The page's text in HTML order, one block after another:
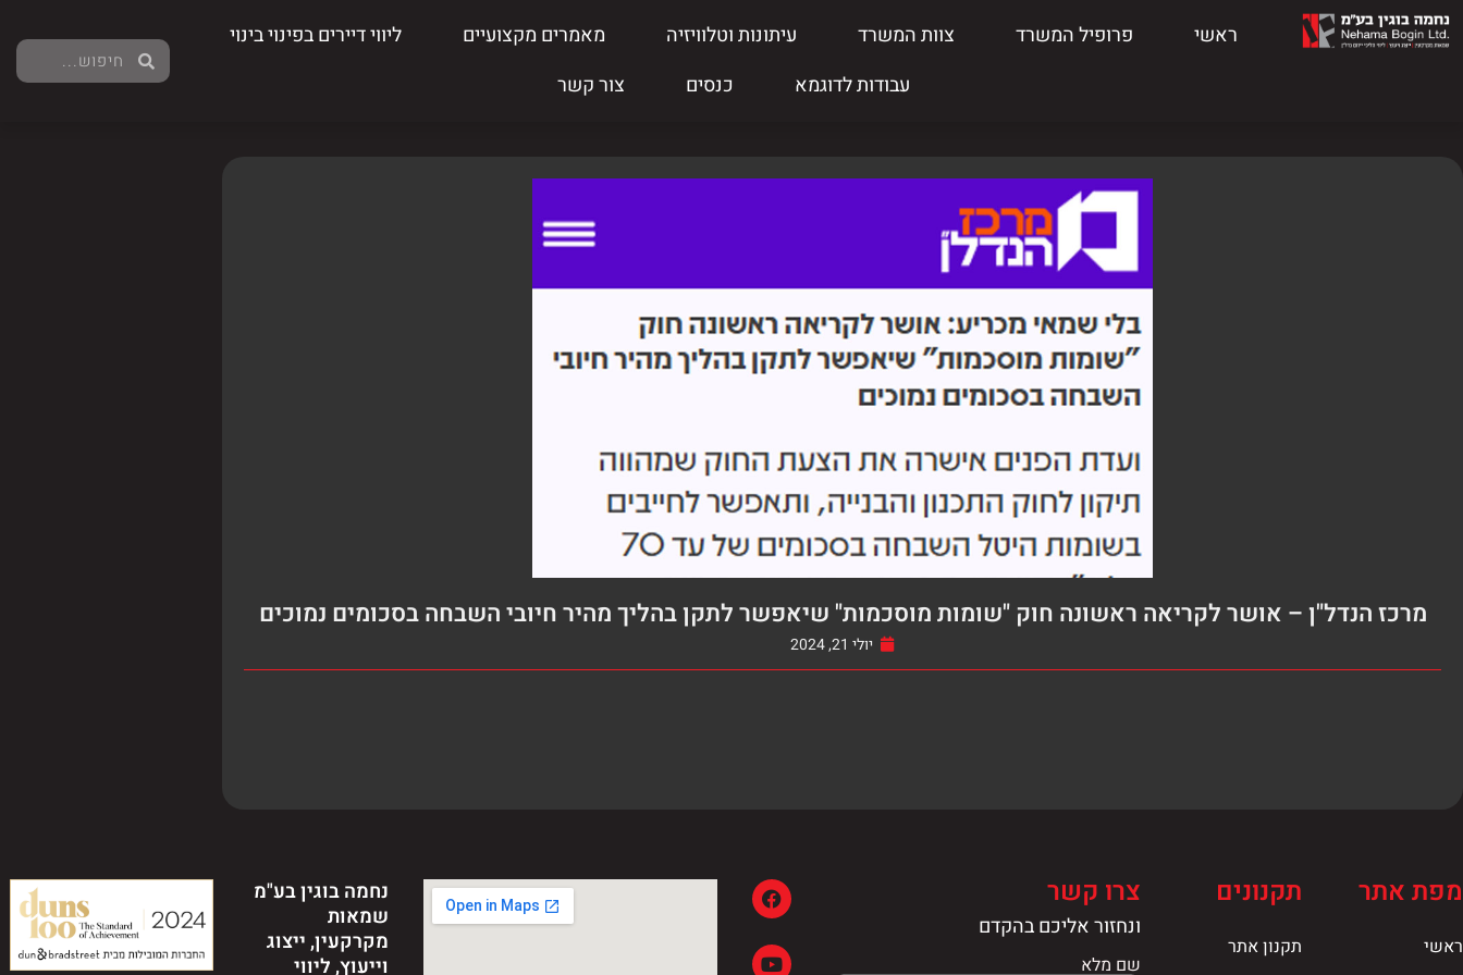
ראשי פרופיל המשרד צוות המשרד עיתונות וטלוויזיה מאמרים מקצועיים
ליווי דיירים בפינוי בינוי
עבודות לדוגמא
כנסים צור קשר
מרכז הנדל"ן – אושר לקריאה ראשונה חוק "שומות מוסכמות" שיאפשר לתקן בהליך מהיר חיובי השבחה בסכומים נמוכים
יולי 21, 2024
מפת אתר
ראשי
תקנונים
תקנון אתר
צרו קשר
ונחזור אליכם בהקדם
שם מלא
נחמה בוגין בע"מ
שמאות
מקרקעין, ייצוג
וייעוץ, ליווי